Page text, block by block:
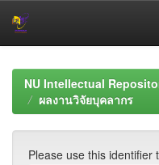
navigationNU Intellectual
ผลงานวิจัยบุคลากร
Please use this identifier